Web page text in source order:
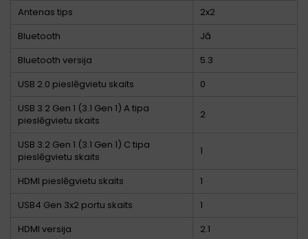
Antenas tips
2x2
Bluetooth
Jā
Bluetooth versija
5.3
USB 2.0 pieslēgvietu skaits
0
USB 3.2 Gen 1 (3.1 Gen 1) A tipa
pieslēgvietu skaits
2
USB 3.2 Gen 1 (3.1 Gen 1) C tipa
pieslēgvietu skaits
1
HDMI pieslēgvietu skaits
1
USB4 Gen 3x2 portu skaits
1
HDMI versija
2.1